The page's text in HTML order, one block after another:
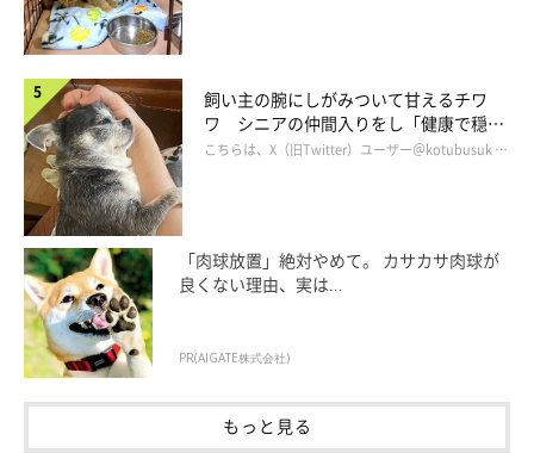
お迎えして間もない頃は少し緊張している様子もあったようです
が、徐々に家にも慣れて、今では安心した様子でのんびり過ごし
ているというこひなちゃん。
そんなこひなちゃんにはこんな一面も...
飼い主さん：
「穏やかで優しい性格ですが、とても食いしん坊なところも魅力
です。普段はのんびりしていますが、ご飯の時間になると元気に
アピールしてくるので、そのギャップもこひなさんの可愛いとこ
ろだと思っています」
飼い主の腕にしがみついて甘えるチワ
ワ シニアの仲間入りをし「健康で穏や
かな暮らしが続いてほしい」と願う
こちらは、X（旧Twitter）ユーザー＠kotubusuk …
「肉球放置」絶対やめて。 カサカサ肉球が
良くない理由、実は...
PR(AIGATE株式会社)
もっと見る